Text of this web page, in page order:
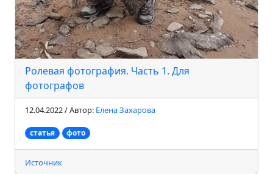
Ролевая фотография. Часть 1. Для
фотографов
12.04.2022 / Автор: Елена Захарова
статья фото
Источник